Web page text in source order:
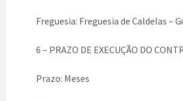
Freguesia: Freguesia de Caldelas –
6 – PRAZO DE EXECUÇÃO DO
Prazo: Meses